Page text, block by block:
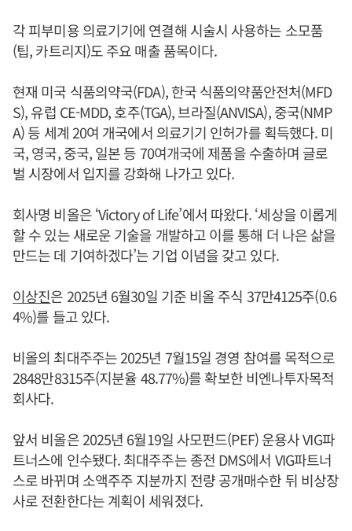
각 피부미용 의료기기에 연결해 시술시 사용하는 소모품
(팁, 카트리지)도 주요 매출 품목이다.
현재 미국 식품의약국(FDA), 한국 식품의약품안전처(MFD
S), 유럽 CE-MDD, 호주(TGA), 브라질(ANVISA), 중국(NMP
A) 등 세계 20여 개국에서 의료기기 인허가를 획득했다. 미
국, 영국, 중국, 일본 등 70여개국에 제품을 수출하며 글로
벌 시장에서 입지를 강화해 나가고 있다.
회사명 비올은 ‘Victory of Life’에서 따왔다. ‘세상을 이롭게
할 수 있는 새로운 기술을 개발하고 이를 통해 더 나은 삶을
만드는 데 기여하겠다’는 기업 이념을 갖고 있다.
이상진은 2025년 6월30일 기준 비올 주식 37만4125주(0.6
4%)를 들고 있다.
비올의 최대주주는 2025년 7월15일 경영 참여를 목적으로
2848만8315주(지분율 48.77%)를 확보한 비엔나투자목적
회사다.
앞서 비올은 2025년 6월19일 사모펀드(PEF) 운용사 VIG파
트너스에 인수됐다. 최대주주는 종전 DMS에서 VIG파트너
스로 바뀌며 소액주주 지분까지 전량 공개매수한 뒤 비상장
사로 전환한다는 계획이 세워졌다.